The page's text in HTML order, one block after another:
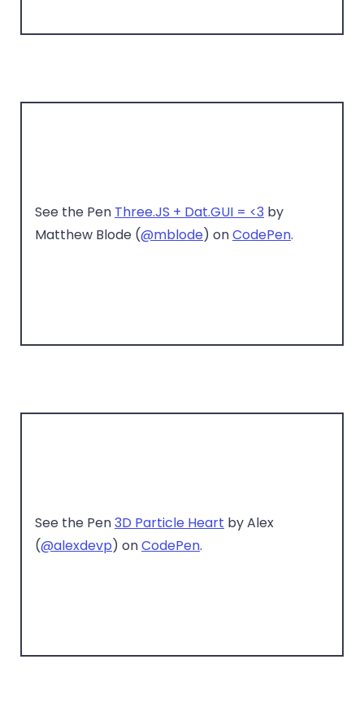
See the Pen Three.JS + Dat.GUI = <3 by
Matthew Blode (@mblode) onCodePen.
See the Pen3D Particle Heart by Alex
(@alexdevp) onCodePen.